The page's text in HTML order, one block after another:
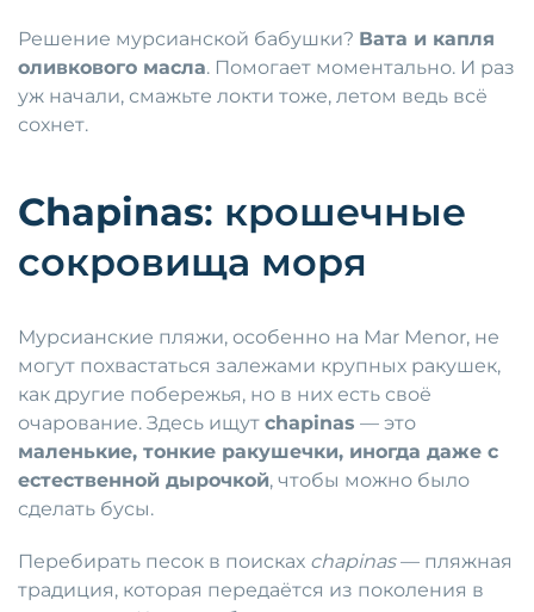
Решение мурсианской бабушки? Вата и капля
оливкового масла. Помогает моментально. И раз
уж начали, смажьте локти тоже, летом ведь всё
сохнет.
Chapinas: крошечные
сокровища моря
Мурсианские пляжи, особенно на Mar Menor, не
могут похвастаться залежами крупных ракушек,
как другие побережья, но в них есть своё
очарование. Здесь ищут chapinas — это
маленькие, тонкие ракушечки, иногда даже с
естественной дырочкой, чтобы можно было
сделать бусы.
Перебирать песок в поисках chapinas— пляжная
традиция, которая передаётся из поколения в